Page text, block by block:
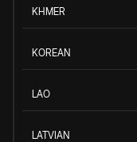
KHMER
KOREAN
LAO
LATVIAN